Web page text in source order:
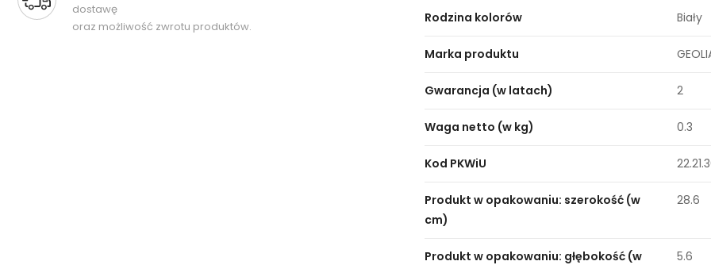
dostawę
oraz możliwość zwrotu produktów.
Rodzina kolorów Biały
Marka produktu
Gwarancja (w latach) 2
Waga netto (w kg) 0.3
Kod PKWiU
Produkt w opakowaniu: szerokość (w
cm)
28.6
Produkt w opakowaniu: głębokość (w
5.6